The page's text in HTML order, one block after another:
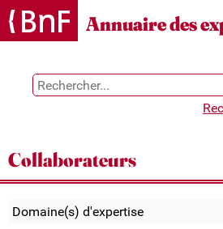
Gestion des cookies
Annuaire des
Collaborateurs
Domaine(s) d'expertise